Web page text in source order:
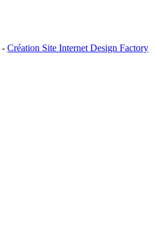
- Création Site Internet Design Factory